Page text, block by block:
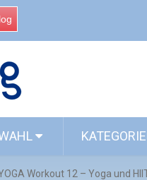
Workout 12 – Yoga und